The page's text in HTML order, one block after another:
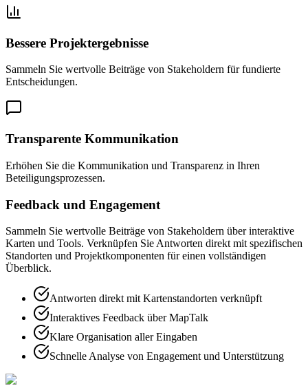
Bessere Projektergebnisse
Sammeln Sie wertvolle Beiträge von Stakeholdern für fundierte
Entscheidungen.
Transparente Kommunikation
Erhöhen Sie die Kommunikation und Transparenz in Ihren
Beteiligungsprozessen.
Feedback und Engagement
Sammeln Sie wertvolle Beiträge von Stakeholdern über interaktive
Karten und Tools. Verknüpfen Sie Antworten direkt mit spezifischen
Standorten und Projektkomponenten für einen vollständigen
Überblick.
Antworten direkt mit Kartenstandorten verknüpft
Interaktives Feedback über MapTalk
Klare Organisation aller Eingaben
Schnelle Analyse von Engagement und Unterstützung